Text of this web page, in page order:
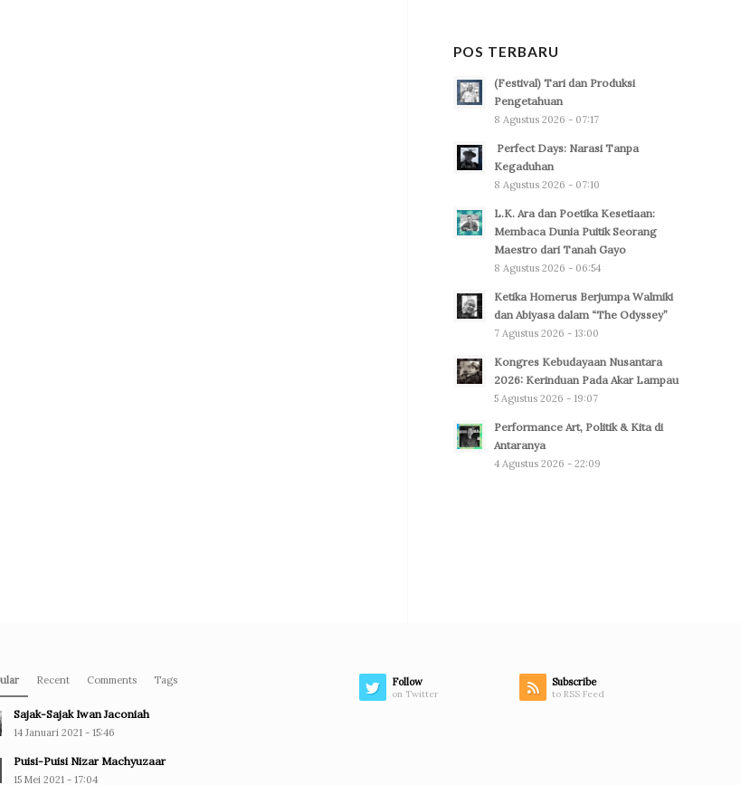
POS TERBARU
(Festival) Tari dan Produksi
Pengetahuan
8 Agustus 2026 - 07:17
Perfect Days: Narasi Tanpa
Kegaduhan
8 Agustus 2026 - 07:10
L.K. Ara dan Poetika Kesetiaan:
Membaca Dunia Puitik Seorang
Maestro dari Tanah Gayo
8 Agustus 2026 - 06:54
Ketika Homerus Berjumpa Walmiki
dan Abiyasa dalam “The Odyssey”
7 Agustus 2026 - 13:00
Kongres Kebudayaan Nusantara
2026: Kerinduan Pada Akar Lampau
5 Agustus 2026 - 19:07
Performance Art, Politik & Kita di
Antaranya
4 Agustus 2026 - 22:09
Recent Comments Tags
Sajak-Sajak Iwan Jaconiah
14 Januari 2021 - 15:46
Puisi-Puisi Nizar Machyuzaar
15 Mei 2021 - 17:04
Follow
on Twitter
Subscribe
to RSS Feed